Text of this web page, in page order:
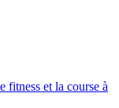
et la course à